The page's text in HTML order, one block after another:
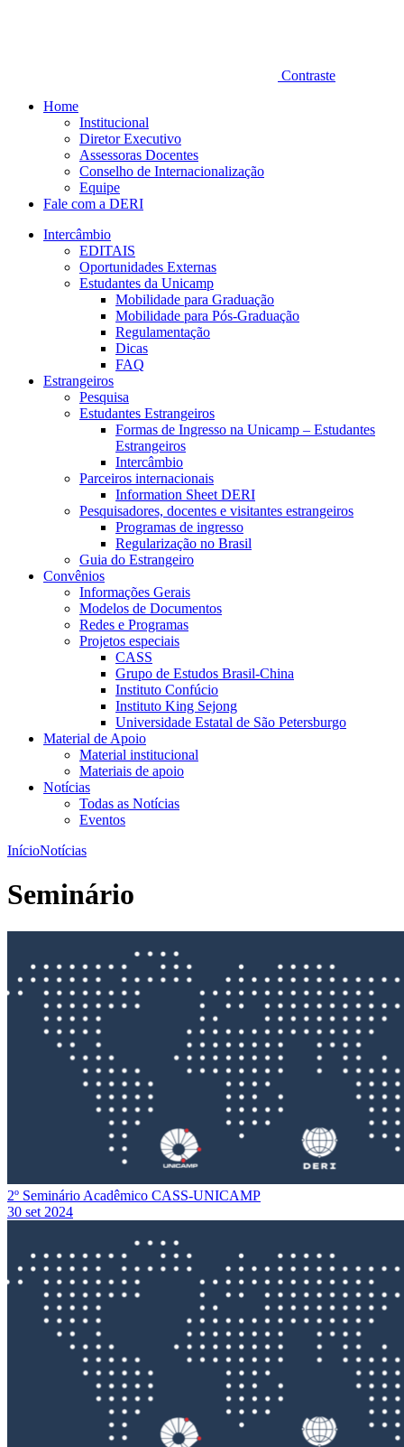
Contraste
Home
Institucional
Diretor Executivo
Assessoras Docentes
Conselho de Internacionalização
Equipe
Fale com a DERI
Intercâmbio
EDITAIS
Oportunidades Externas
Estudantes da Unicamp
Mobilidade para Graduação
Mobilidade para Pós-Graduação
Regulamentação
Dicas
FAQ
Estrangeiros
Pesquisa
Estudantes Estrangeiros
Formas de Ingresso na Unicamp – Estudantes
Estrangeiros
Intercâmbio
Parceiros internacionais
Information Sheet DERI
Pesquisadores, docentes e visitantes estrangeiros
Programas de ingresso
Regularização no Brasil
Guia do Estrangeiro
Convênios
Informações Gerais
Modelos de Documentos
Redes e Programas
Projetos especiais
CASS
Grupo de Estudos Brasil-China
Instituto Confúcio
Instituto King Sejong
Universidade Estatal de São Petersburgo
Material de Apoio
Material institucional
Materiais de apoio
Notícias
Todas as Notícias
Eventos
InícioNotícias
Seminário
2º Seminário Acadêmico CASS-UNICAMP
30 set 2024